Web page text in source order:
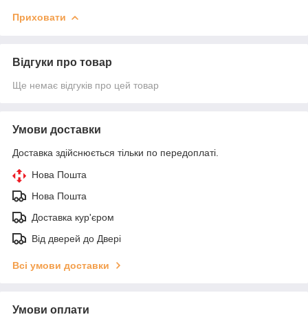
Приховати
Відгуки про товар
Ще немає відгуків про цей товар
Умови доставки
Доставка здійснюється тільки по передоплаті.
Нова Пошта
Нова Пошта
Доставка кур'єром
Від дверей до Двері
Всі умови доставки
Умови оплати